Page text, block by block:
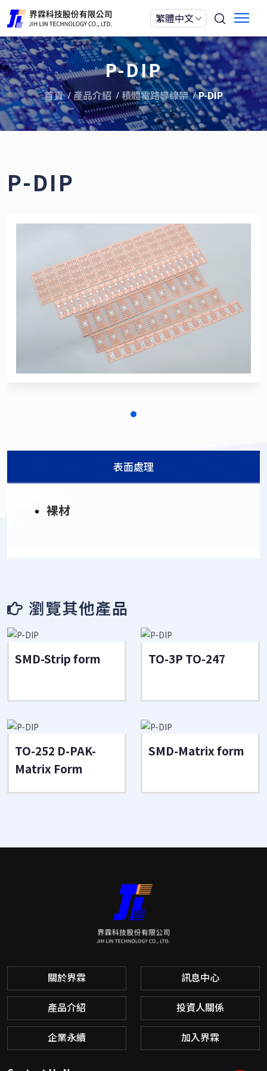
P-DIP
首頁 產品介紹 積體電路導線架 P-DIP
P-DIP
表面處理
裸材
瀏覽其他產品
SMD-Strip form TO-3P TO-247
TO-252 D-PAK-
Matrix Form
SMD-Matrix form
關於界霖 訊息中心
產品介紹 投資人關係
企業永續 加入界霖